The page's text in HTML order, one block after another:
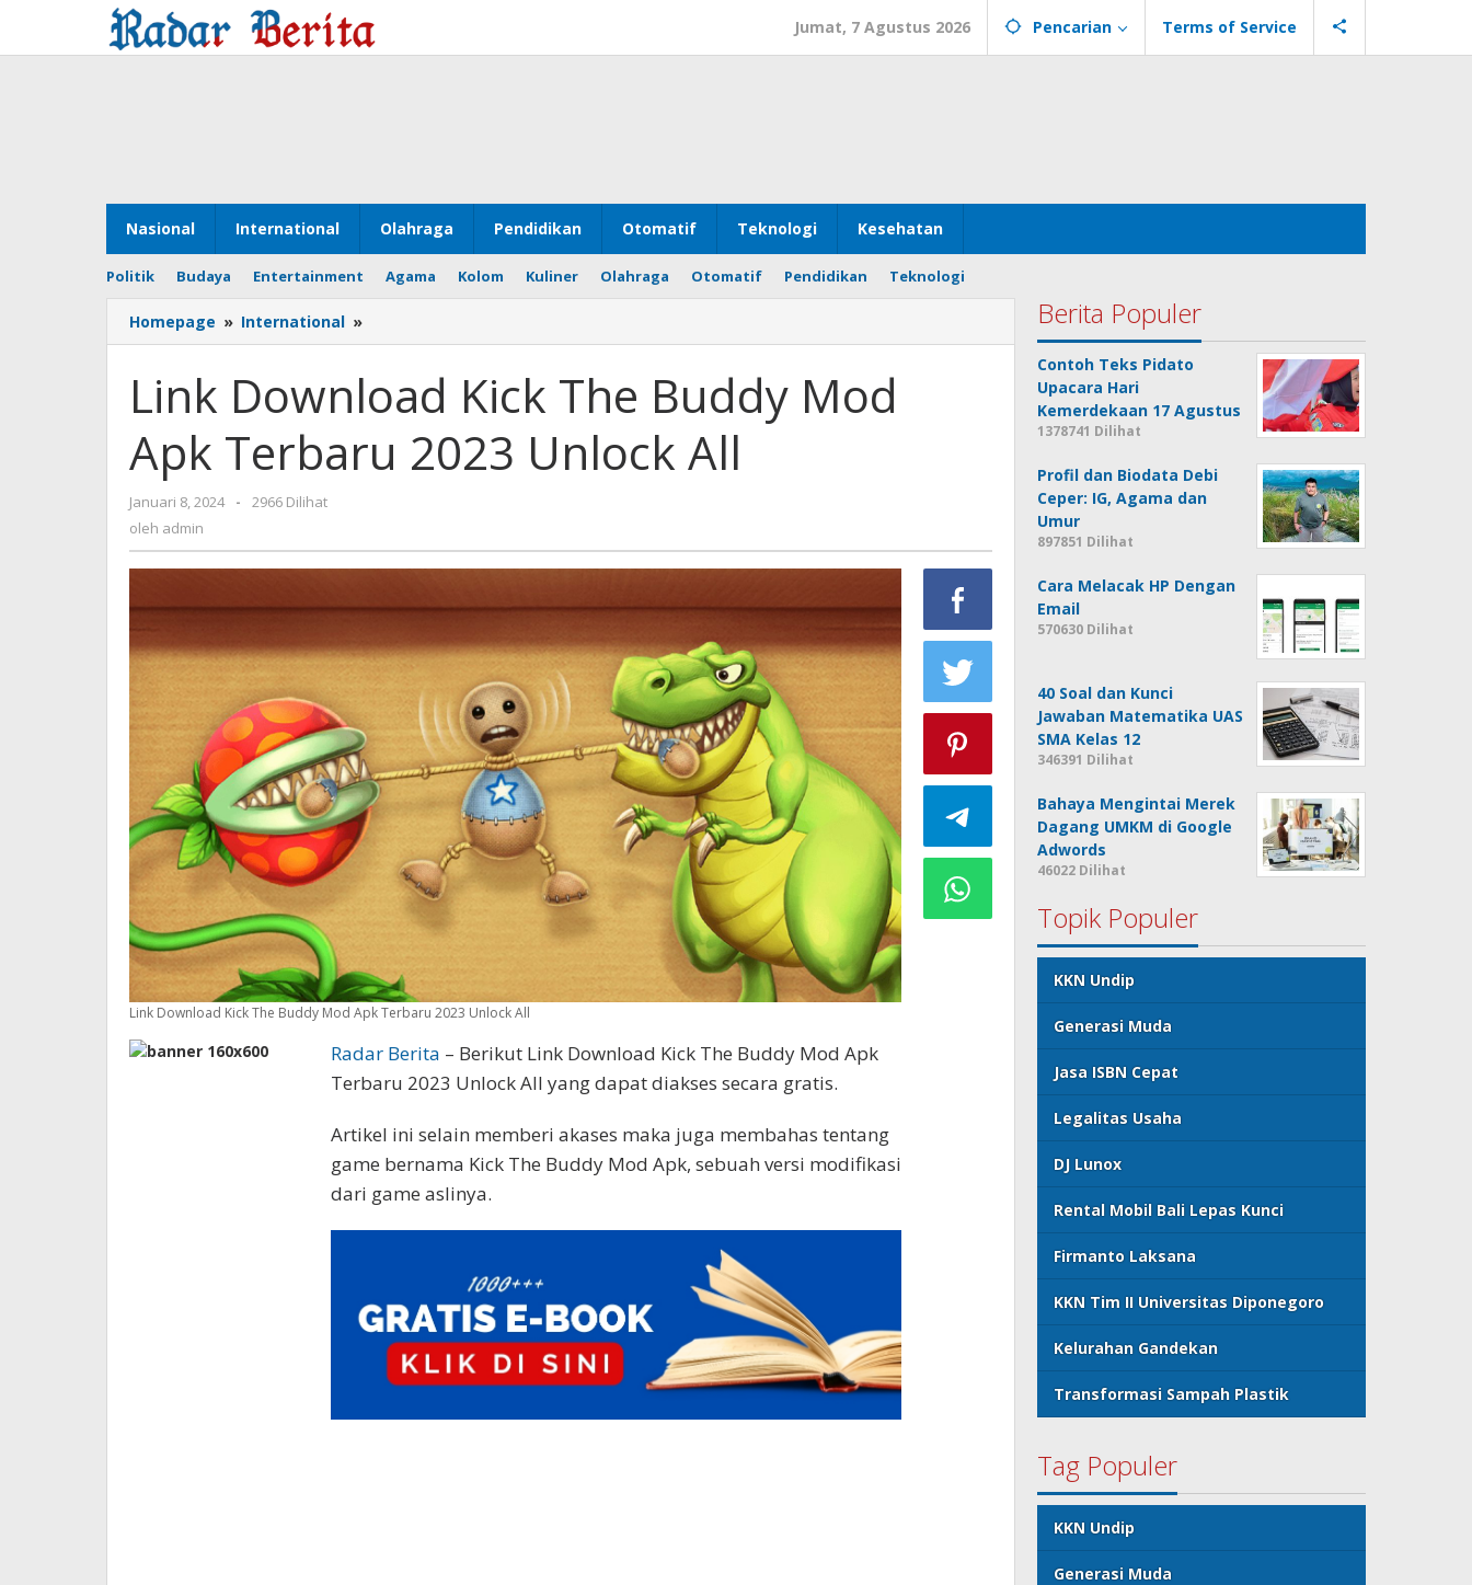
konten
Jumat, 7 Agustus 2026 Pencarian Terms of Service
Nasional International Olahraga Pendidikan Otomatif Teknologi Kesehatan
Politik Budaya Entertainment Agama Kolom Kuliner Olahraga Otomatif Pendidikan Teknologi
Homepage » International »
Download
The
Buddy
Apk
All
Link Download Kick The Buddy Mod
Apk Terbaru 2023 Unlock All
Januari 8, 2024
oleh
-
2966 Dilihat
oleh admin
Link Download Kick The Buddy Mod Apk Terbaru 2023 Unlock All
Radar Berita – Berikut Link Download Kick The Buddy Mod Apk
Terbaru 2023 Unlock All yang dapat diakses secara gratis.
Artikel ini selain memberi akases maka juga membahas tentang
game bernama Kick The Buddy Mod Apk, sebuah versi modifikasi
dari game aslinya.
Berita Populer
Contoh Teks Pidato
Upacara Hari
Kemerdekaan 17 Agustus
1378741 Dilihat
Profil dan Biodata Debi
Ceper: IG, Agama dan
Umur
897851 Dilihat
Cara Melacak HP Dengan
Email
570630 Dilihat
40 Soal dan Kunci
Jawaban Matematika UAS
SMA Kelas 12
346391 Dilihat
Bahaya Mengintai Merek
Dagang UMKM di Google
Adwords
46022 Dilihat
Topik Populer
KKN Undip
Generasi Muda
Jasa ISBN Cepat
Legalitas Usaha
DJ Lunox
Rental Mobil Bali Lepas Kunci
Firmanto Laksana
KKN Tim II Universitas Diponegoro
Kelurahan Gandekan
Transformasi Sampah Plastik
Tag Populer
KKN Undip
Generasi Muda